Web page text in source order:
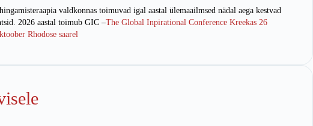
valdkonnas toimuvad igal aastal ülemaailmsed nädal aega kestvad
2026 aastal toimub GIC –The Global Inpirational Conference Kreekas 26
Rhodose saarel